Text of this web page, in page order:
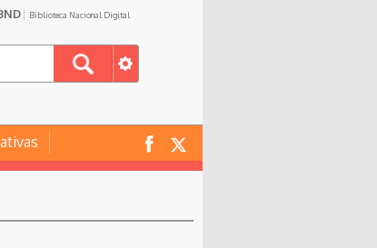
Biblioteca Nacional Digital